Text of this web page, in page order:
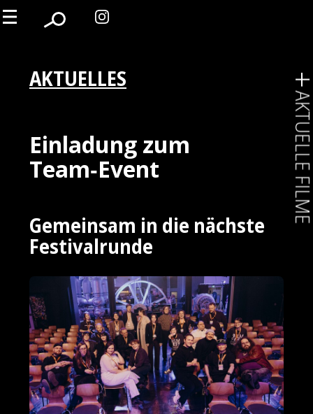
AKTUELLES
Einladung zum
Team‑Event
Gemeinsam in die nächste
Festivalrunde